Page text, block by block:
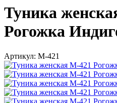
Туника
Рогожка
Артикул: М-421